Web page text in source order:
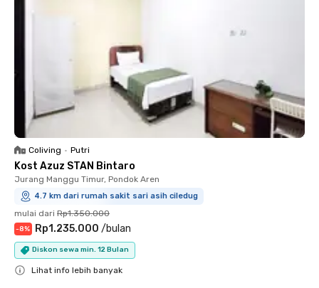
Coliving • Putri
Kost Azuz STAN Bintaro
Jurang Manggu Timur, Pondok Aren
4.7 km dari rumah sakit sari asih ciledug
mulai dari Rp1.350.000
-8% Rp1.235.000 /bulan
Diskon sewa min. 12 Bulan
Lihat info lebih banyak